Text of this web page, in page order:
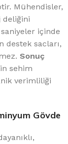
Mühendisler,
içinde
destek sacları,
Sonuç
sehim
verimliliği
Gövde